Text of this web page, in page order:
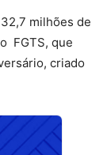
milhões de
FGTS, que
criado